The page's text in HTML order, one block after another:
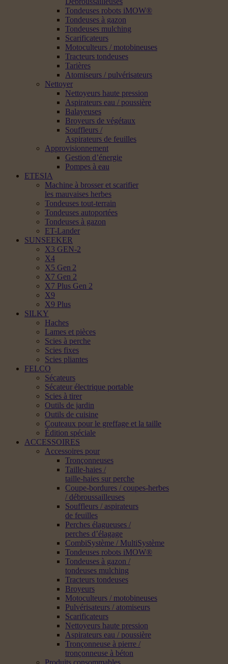
Tondeuses robots iMOW®
Tondeuses à gazon
Tondeuses mulching
Scarificateurs
Motoculteurs / motobineuses
Tracteurs tondeuses
Tarières
Atomiseurs / pulvérisateurs
Nettoyer
Nettoyeurs haute pression
Aspirateurs eau / poussière
Balayeuses
Broyeurs de végétaux
Souffleurs /
Aspirateurs de feuilles
Approvisionnement
Gestion d’énergie
Pompes à eau
ETESIA
Machine à brosser et scarifier
les mauvaises herbes
Tondeuses tout-terrain
Tondeuses autoportées
Tondeuses à gazon
ET-Lander
SUNSEEKER
X3 GEN-2
X4
X5 Gen 2
X7 Gen 2
X7 Plus Gen 2
X9
X9 Plus
SILKY
Haches
Lames et pièces
Scies à perche
Scies fixes
Scies pliantes
FELCO
Sécateurs
Sécateur électrique portable
Scies à tirer
Outils de jardin
Outils de cuisine
Couteaux pour le greffage et la taille
Édition spéciale
ACCESSOIRES
Accessoires pour
Tronçonneuses
Taille-haies /
taille-haies sur perche
Coupe-bordures / coupes-herbes
/ débroussailleuses
Souffleurs / aspirateurs
de feuilles
Perches élagueuses /
perches d’élagage
CombiSystème / MultiSystème
Tondeuses robots iMOW®
Tondeuses à gazon /
tondeuses mulching
Tracteurs tondeuses
Broyeurs
Motoculteurs / motobineuses
Pulvérisateurs / atomiseurs
Scarificateurs
Nettoyeurs haute pression
Aspirateurs eau / poussière
Tronçonneuse à pierre /
tronçonneuse à béton
Produits consommables